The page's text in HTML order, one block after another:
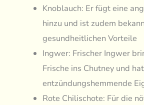
Knoblauch: Er fügt eine
hinzu und ist zudem
gesundheitlichen Vorteile
Ingwer: Frischer Ingwer
Frische ins Chutney und hat
entzündungshemmende
Rote Chilischote: Für die